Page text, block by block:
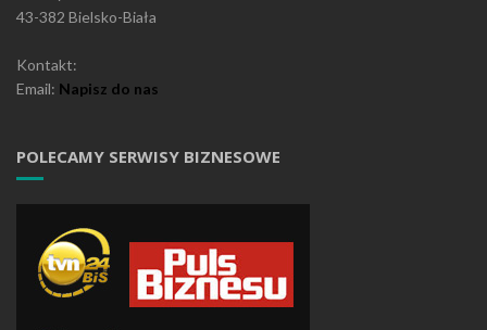
43-382 Bielsko-Biała
Kontakt:
Email: Napisz do nas
POLECAMY SERWISY BIZNESOWE